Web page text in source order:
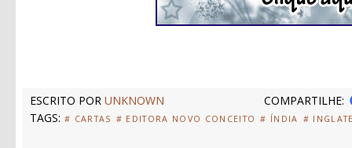
ESCRITO POR UNKNOWN
COMPARTILHE:
TAGS: # CARTAS # EDITORA NOVO CONCEITO # ÍNDIA #